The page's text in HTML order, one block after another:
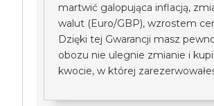
martwić galopująca inflacją,
walut (Euro/GBP), wzrostem
Dzięki tej Gwarancji masz
obozu nie ulegnie zmianie i
kwocie, w której